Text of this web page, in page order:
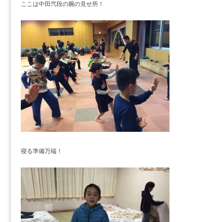
ここは中田弐段の腕の見せ所！
寝る準備万端！